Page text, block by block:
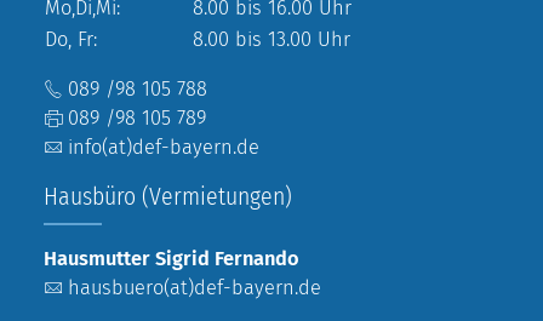
Mo,Di,Mi:
8.00 bis 16.00 Uhr
Do, Fr:
8.00 bis 13.00 Uhr
089 /98 105 788
089 /98 105 789
info(at)def-bayern.de
Hausbüro (Vermietungen)
Hausmutter Sigrid Fernando
hausbuero(at)def-bayern.de